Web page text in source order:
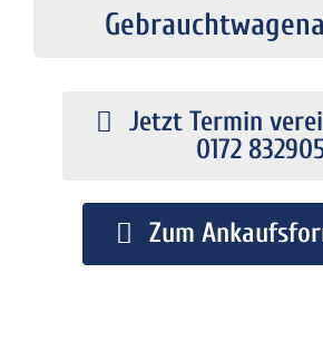
Jetzt Termin
0172
Zum